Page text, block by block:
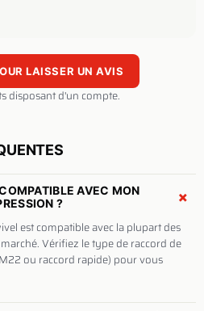
LAISSER UN AVIS
disposant d'un compte.
AVEC MON
?
+
est compatible avec la plupart des
Vérifiez le type de raccord de
ou raccord rapide) pour vous